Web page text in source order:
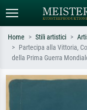
Ricerca standard
Monet, Notte stellata,
Home Stili artistici
Partecipa alla Vittoria,
della Prima Guerra